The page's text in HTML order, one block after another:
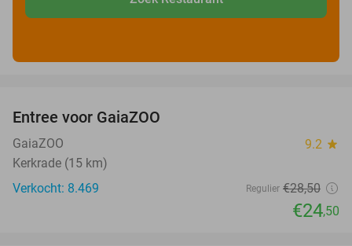
Entree voor GaiaZOO
GaiaZOO 9.2 star
Kerkrade (15 km)
Verkocht: 8.469
Regulier €28,50
€24,50